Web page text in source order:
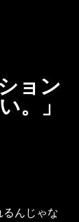
ョン
。」
るんじゃな